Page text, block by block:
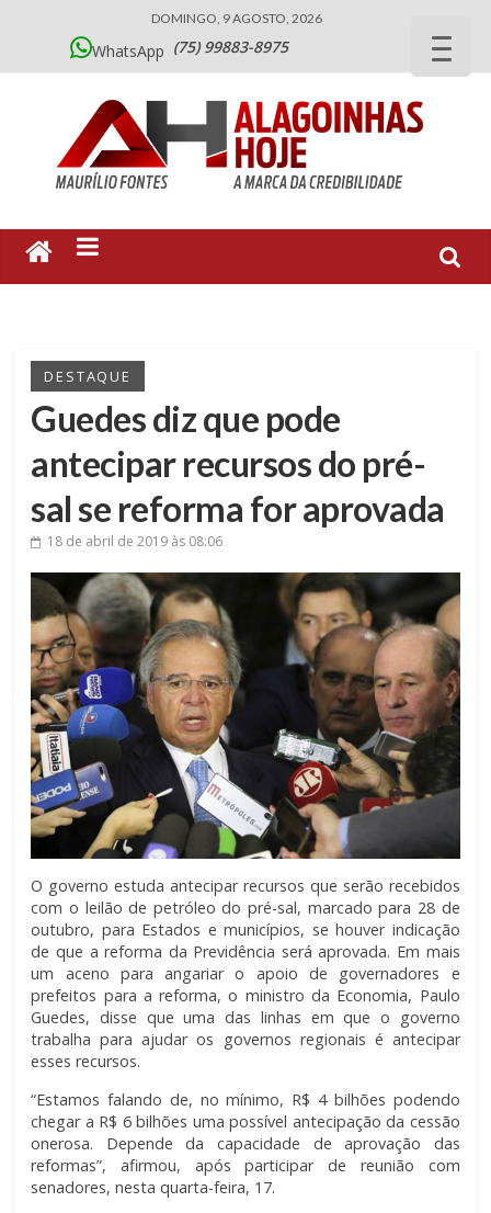
DOMINGO, 9 AGOSTO, 2026
WhatsApp (75) 99883-8975
DESTAQUE
Guedes diz que pode
antecipar recursos do pré-
sal se reforma for aprovada
18 de abril de 2019 às 08:06
O governo estuda antecipar recursos que serão recebidos
com o leilão de petróleo do pré-sal, marcado para 28 de
outubro, para Estados e municípios, se houver indicação
de que a reforma da Previdência será aprovada. Em mais
um aceno para angariar o apoio de governadores e
prefeitos para a reforma, o ministro da Economia, Paulo
Guedes, disse que uma das linhas em que o governo
trabalha para ajudar os governos regionais é antecipar
esses recursos.
“Estamos falando de, no mínimo, R$ 4 bilhões podendo
chegar a R$ 6 bilhões uma possível antecipação da cessão
onerosa. Depende da capacidade de aprovação das
reformas”, afirmou, após participar de reunião com
senadores, nesta quarta-feira, 17.